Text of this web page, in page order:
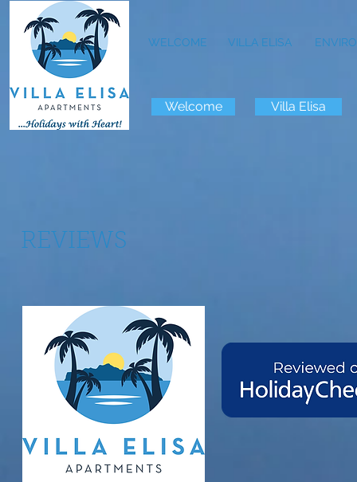
WELCOME VILLA ELISA
Welcome Villa Elisa
REVIEWS